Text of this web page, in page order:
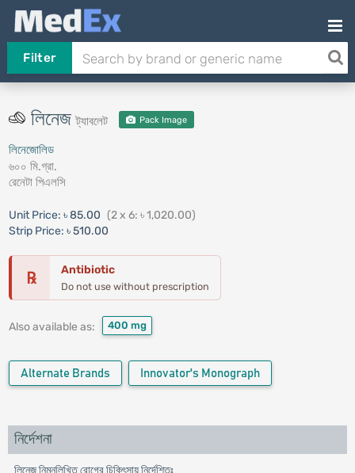
Filter
লিনেজট্যাবলেট Pack Image
লিনেজোলিড
৬০০ মি.গ্রা.
রেনেটা পিএলসি
Unit Price: ৳ 85.00 (2 x 6: ৳ 1,020.00)
Strip Price: ৳ 510.00
℞ Antibiotic
Do not use without prescription
Also available as: 400 mg
Alternate Brands Innovator's Monograph
নির্দেশনা
লিনেজ নিম্নলিখিত রোগের চিকিৎসায় নির্দেশিতঃ